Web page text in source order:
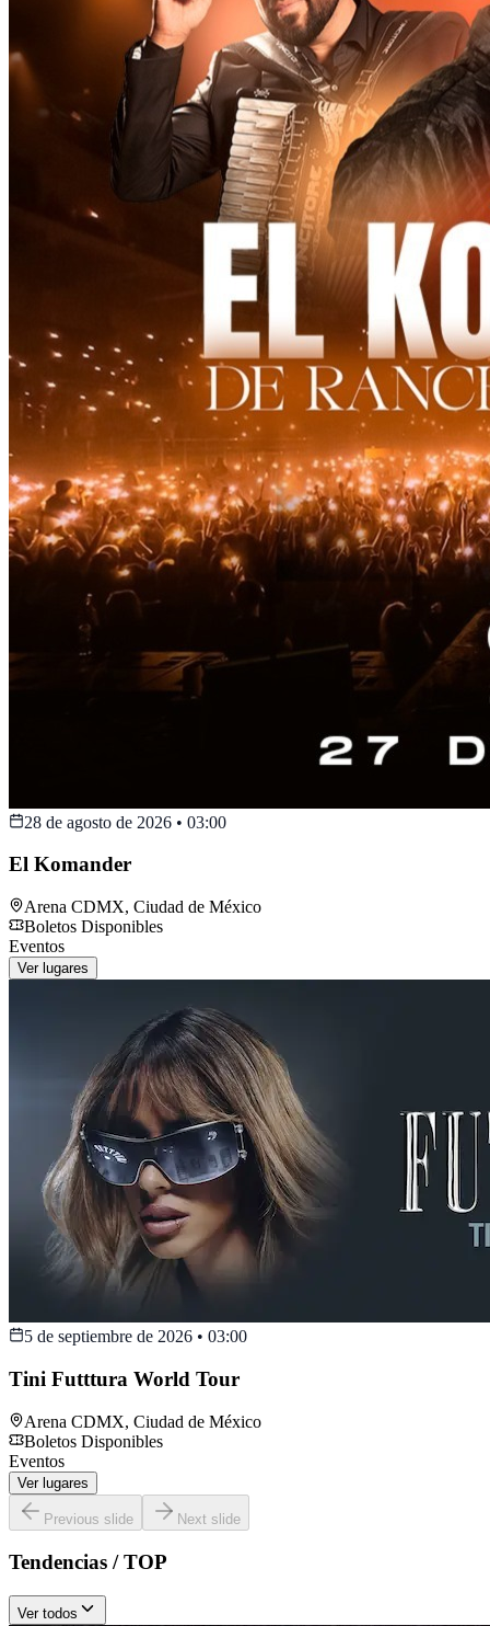
28 de agosto de 2026 • 03:00
El Komander
Arena CDMX, Ciudad de México
Boletos Disponibles
Eventos
Ver lugares
5 de septiembre de 2026 • 03:00
Tini Futttura World Tour
Arena CDMX, Ciudad de México
Boletos Disponibles
Eventos
Ver lugares
Previous slide Next slide
Tendencias / TOP
Ver todos